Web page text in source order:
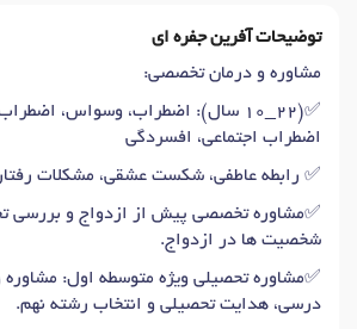
توضیحات آفرین جفره ای
مشاوره و درمان تخصصی:
✅️(۲۲_۱۰ سال): اضطراب، وسواس،
اضطراب اجتماعی، افسردگی
✅️ رابطه عاطفی، شکست عشقی، مشکلات
✅️مشاوره تخصصی پیش از ازدواج و بررسی
شخصیت ها در ازدواج.
✅️مشاوره تحصیلی ویژه متوسطه اول: مشاوره
درسی، هدایت تحصیلی و انتخاب رشته نهم.